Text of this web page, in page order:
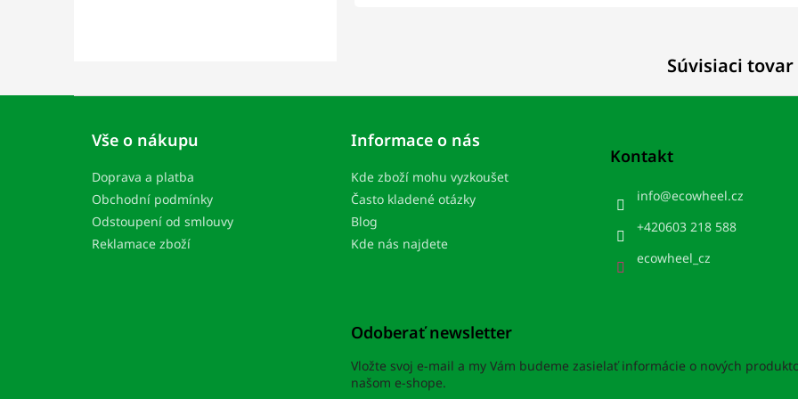
Súvisiaci tovar
Z
Vše o nákupu
Doprava a platba
Obchodní podmínky
Odstoupení od smlouvy
Reklamace zboží
Informace o nás
Kde zboží mohu vyzkoušet
Často kladené otázky
Blog
Kde nás najdete
Kontakt
info@ecowheel.cz
+420603 218 588
ecowheel_cz
Odoberať newsletter
Vložte svoj e-mail a my Vám budeme zasielať informácie o nových
našom e-shope.